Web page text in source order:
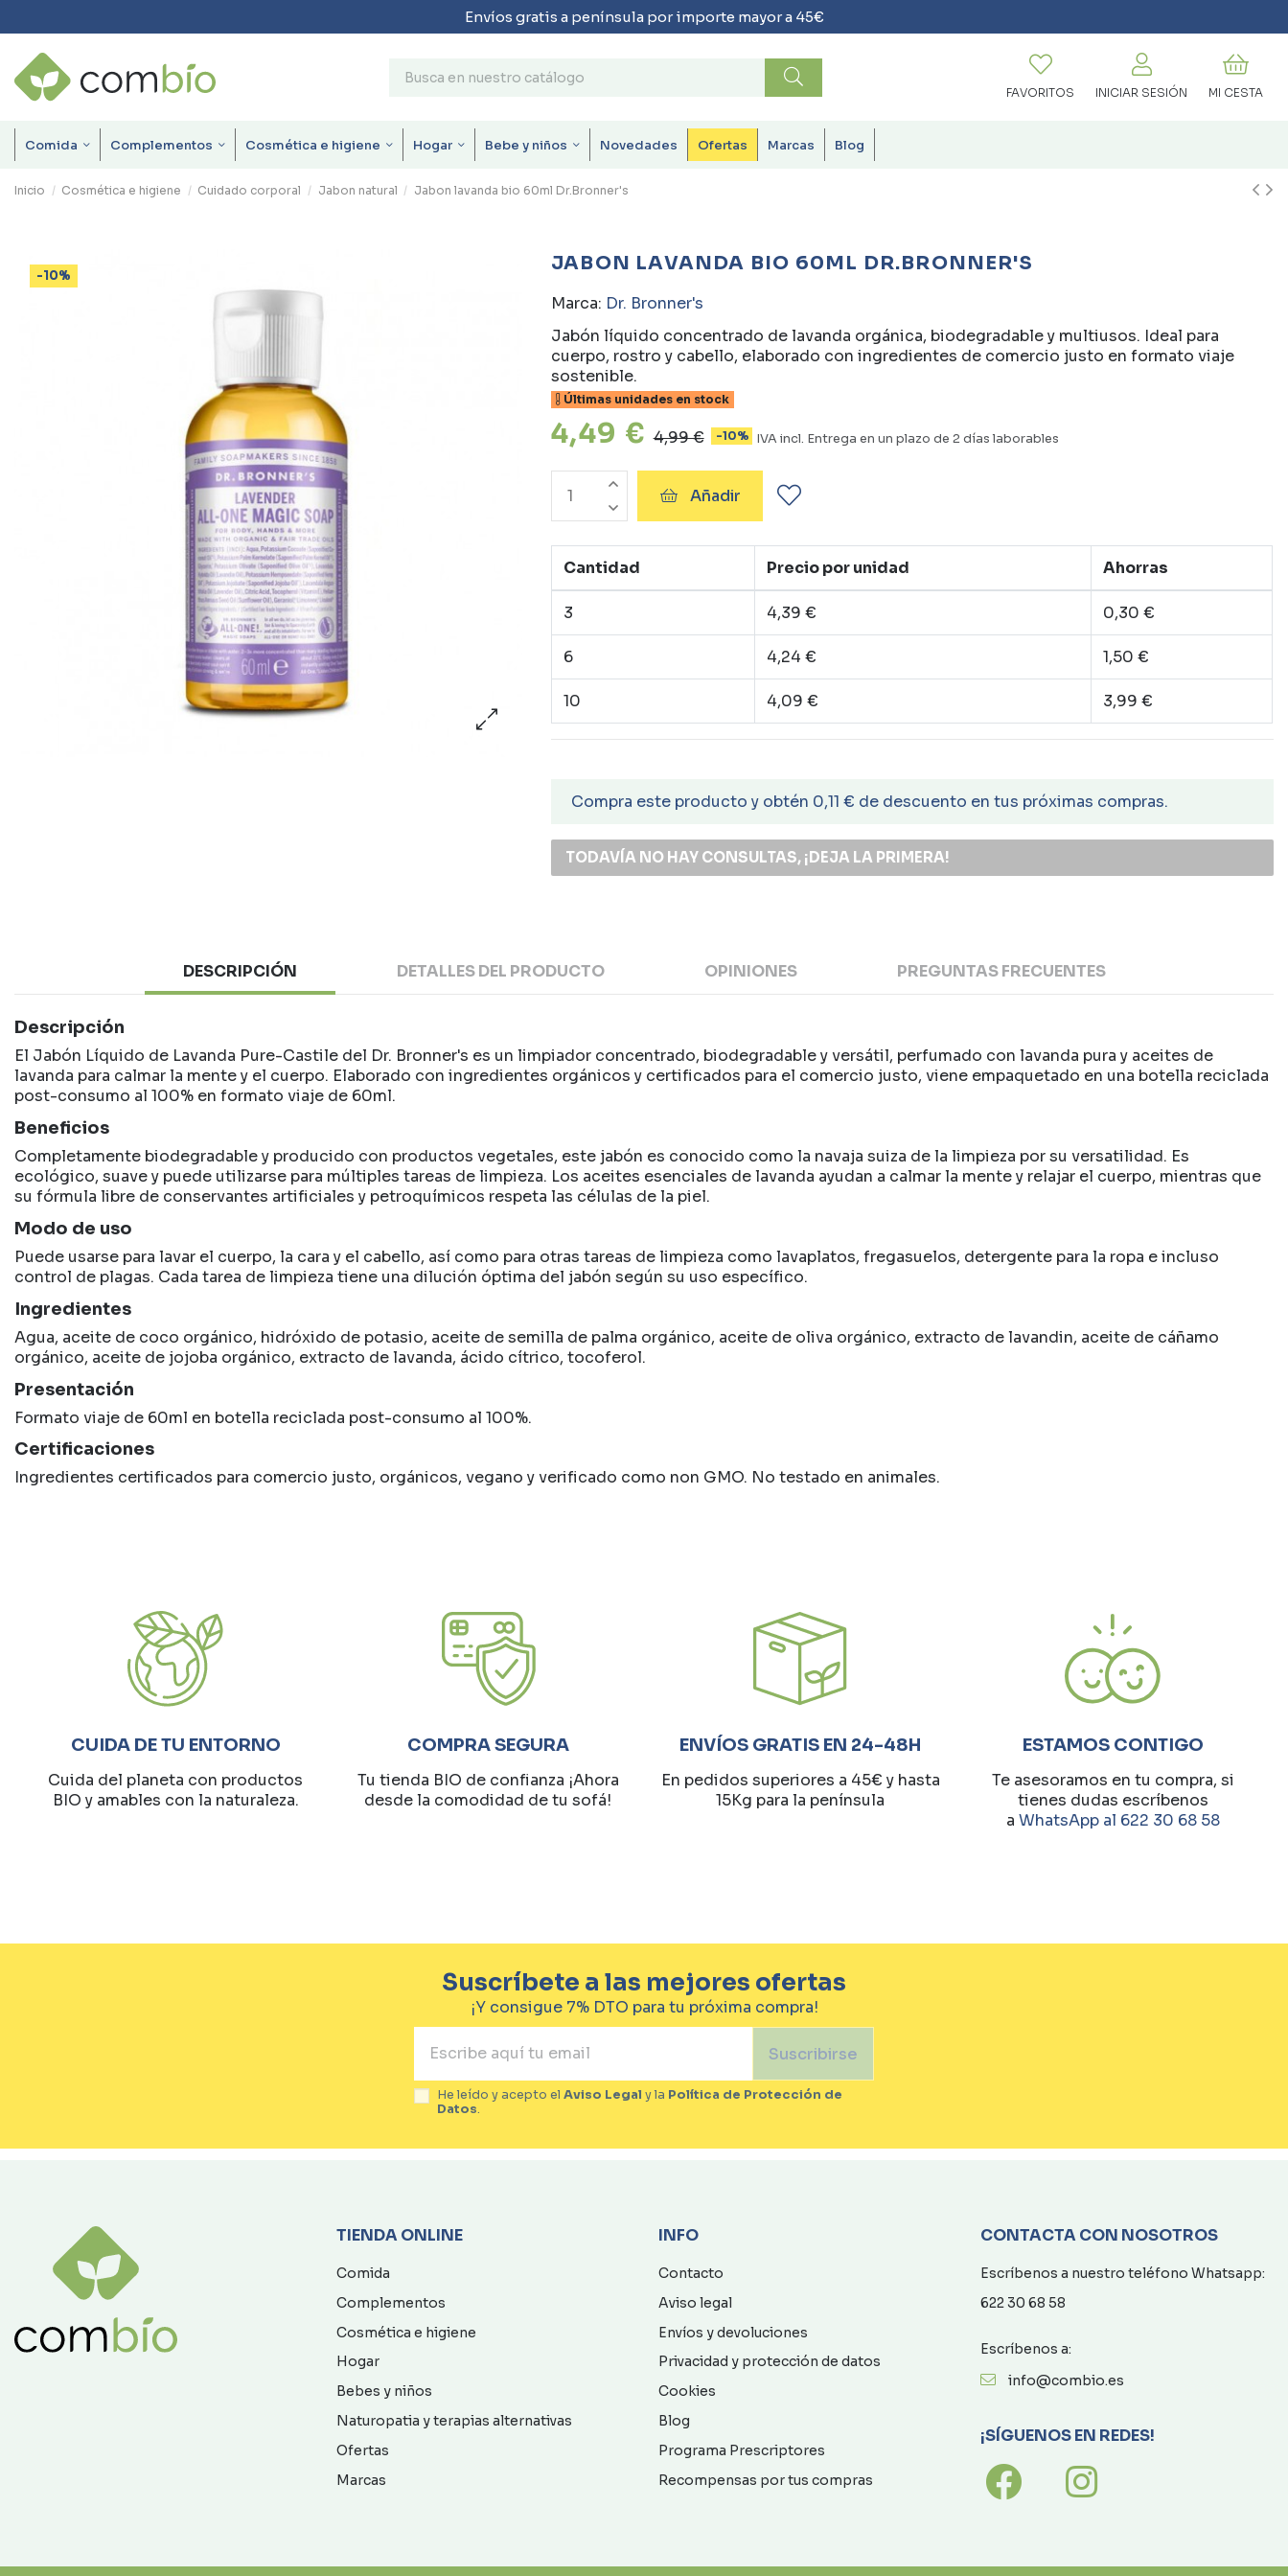
Envíos gratis a península por importe mayor a 45€
FAVORITOS INICIAR SESIÓN MI CESTA
Comida Complementos Cosmética e higiene Hogar Bebe y niños Novedades Ofertas Marcas Blog
Inicio Cosmética e higiene Cuidado corporal Jabon natural Jabon lavanda bio 60ml Dr.Bronner's
-10%
JABON LAVANDA BIO 60ML DR.BRONNER'S
Marca: Dr. Bronner's
Jabón líquido concentrado de lavanda orgánica, biodegradable y multiusos. Ideal para
cuerpo, rostro y cabello, elaborado con ingredientes de comercio justo en formato viaje
sostenible.
Últimas unidades en stock
4,49 € 4,99 € -10% IVA incl. Entrega en un plazo de 2 días laborables
Añadir
Cantidad Precio por unidad Ahorras
3 4,39 € 0,30 €
6 4,24 € 1,50 €
10 4,09 € 3,99 €
Compra este producto y obtén 0,11 € de descuento en tus próximas compras.
TODAVÍA NO HAY CONSULTAS, ¡DEJA LA PRIMERA!
DESCRIPCIÓN DETALLES DEL PRODUCTO OPINIONES PREGUNTAS FRECUENTES
Descripción
El Jabón Líquido de Lavanda Pure-Castile del Dr. Bronner's es un limpiador concentrado, biodegradable y versátil, perfumado con lavanda pura y aceites de
lavanda para calmar la mente y el cuerpo. Elaborado con ingredientes orgánicos y certificados para el comercio justo, viene empaquetado en una botella reciclada
post-consumo al 100% en formato viaje de 60ml.
Beneficios
Completamente biodegradable y producido con productos vegetales, este jabón es conocido como la navaja suiza de la limpieza por su versatilidad. Es
ecológico, suave y puede utilizarse para múltiples tareas de limpieza. Los aceites esenciales de lavanda ayudan a calmar la mente y relajar el cuerpo, mientras que
su fórmula libre de conservantes artificiales y petroquímicos respeta las células de la piel.
Modo de uso
Puede usarse para lavar el cuerpo, la cara y el cabello, así como para otras tareas de limpieza como lavaplatos, fregasuelos, detergente para la ropa e incluso
control de plagas. Cada tarea de limpieza tiene una dilución óptima del jabón según su uso específico.
Ingredientes
Agua, aceite de coco orgánico, hidróxido de potasio, aceite de semilla de palma orgánico, aceite de oliva orgánico, extracto de lavandin, aceite de cáñamo
orgánico, aceite de jojoba orgánico, extracto de lavanda, ácido cítrico, tocoferol.
Presentación
Formato viaje de 60ml en botella reciclada post-consumo al 100%.
Certificaciones
Ingredientes certificados para comercio justo, orgánicos, vegano y verificado como non GMO. No testado en animales.
CUIDA DE TU ENTORNO
Cuida del planeta con productos
BIO y amables con la naturaleza.
COMPRA SEGURA
Tu tienda BIO de confianza ¡Ahora
desde la comodidad de tu sofá!
ENVÍOS GRATIS EN 24-48H
En pedidos superiores a 45€ y hasta
15Kg para la península
ESTAMOS CONTIGO
Te asesoramos en tu compra, si
tienes dudas escríbenos
a WhatsApp al 622 30 68 58
Suscríbete a las mejores ofertas
¡Y consigue 7% DTO para tu próxima compra!
Suscribirse
He leído y acepto el Aviso Legal y la Política de Protección de
Datos.
TIENDA ONLINE
Comida
Complementos
Cosmética e higiene
Hogar
Bebes y niños
Naturopatia y terapias alternativas
Ofertas
Marcas
INFO
Contacto
Aviso legal
Envíos y devoluciones
Privacidad y protección de datos
Cookies
Blog
Programa Prescriptores
Recompensas por tus compras
CONTACTA CON NOSOTROS
Escríbenos a nuestro teléfono Whatsapp:
622 30 68 58
Escríbenos a:
info@combio.es
¡SÍGUENOS EN REDES!